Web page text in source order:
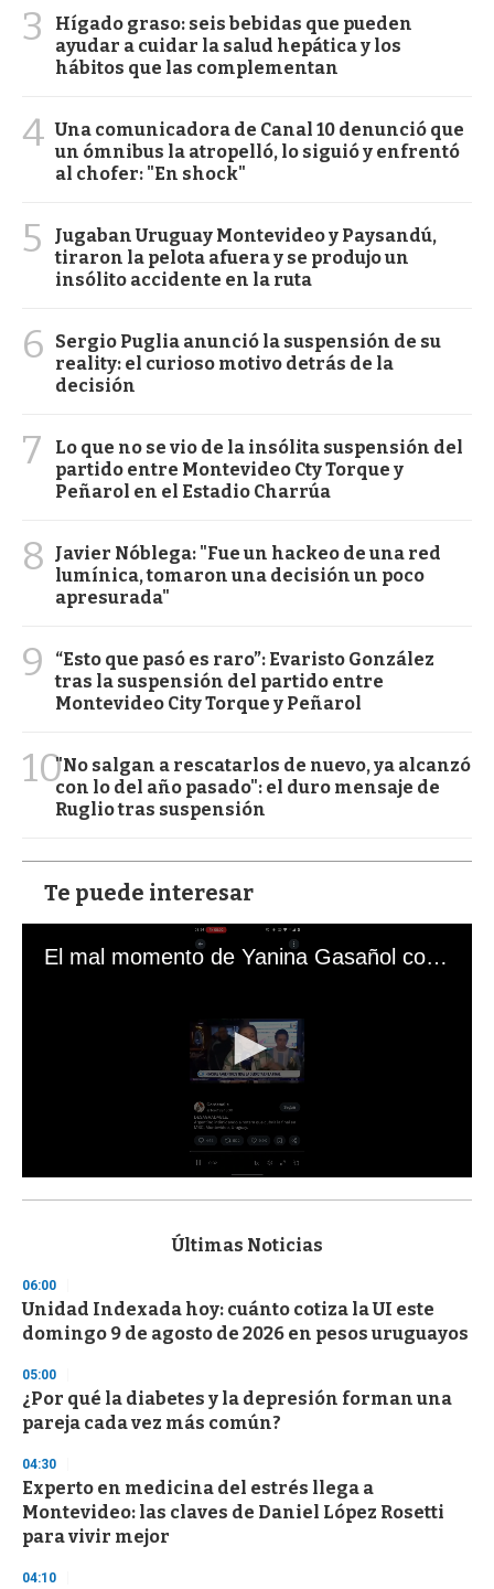
3
Hígado graso: seis bebidas que pueden
ayudar a cuidar la salud hepática y los
hábitos que las complementan
4 Una comunicadora de Canal 10 denunció que
un ómnibus la atropelló, lo siguió y enfrentó
al chofer: "En shock"
5
Jugaban Uruguay Montevideo y Paysandú,
tiraron la pelota afuera y se produjo un
insólito accidente en la ruta
6
Sergio Puglia anunció la suspensión de su
reality: el curioso motivo detrás de la
decisión
7
Lo que no se vio de la insólita suspensión del
partido entre Montevideo Cty Torque y
Peñarol en el Estadio Charrúa
8
Javier Nóblega: "Fue un hackeo de una red
lumínica, tomaron una decisión un poco
apresurada"
9
“Esto que pasó es raro”: Evaristo González
tras la suspensión del partido entre
Montevideo City Torque y Peñarol
10"No salgan a rescatarlos de nuevo, ya alcanzó
con lo del año pasado": el duro mensaje de
Ruglio tras suspensión
Te puede interesar
El mal momento de Yanina Gasañol con un hincha argentino en "Subrayado"
s
d
s
o
f
3
s
e
c
n
d
s
Últimas Noticias
06:00
Unidad Indexada hoy: cuánto cotiza la UI este
domingo 9 de agosto de 2026 en pesos uruguayos
05:00
¿Por qué la diabetes y la depresión forman una
pareja cada vez más común?
04:30
Experto en medicina del estrés llega a
Montevideo: las claves de Daniel López Rosetti
para vivir mejor
04:10